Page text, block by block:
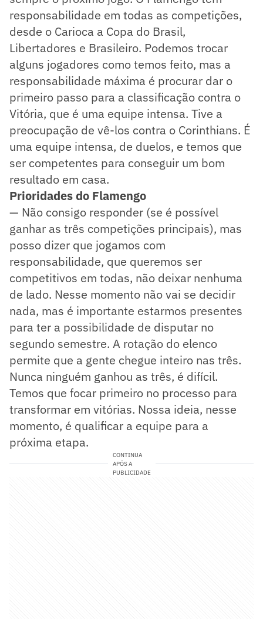
responsabilidade em todas as competições,
desde o Carioca a Copa do Brasil,
Libertadores e Brasileiro. Podemos trocar
alguns jogadores como temos feito, mas a
responsabilidade máxima é procurar dar o
primeiro passo para a classificação contra o
Vitória, que é uma equipe intensa. Tive a
preocupação de vê-los contra o Corinthians. É
uma equipe intensa, de duelos, e temos que
ser competentes para conseguir um bom
resultado em casa.
Prioridades do Flamengo
— Não consigo responder (se é possível
ganhar as três competições principais), mas
posso dizer que jogamos com
responsabilidade, que queremos ser
competitivos em todas, não deixar nenhuma
de lado. Nesse momento não vai se decidir
nada, mas é importante estarmos presentes
para ter a possibilidade de disputar no
segundo semestre. A rotação do elenco
permite que a gente chegue inteiro nas três.
Nunca ninguém ganhou as três, é difícil.
Temos que focar primeiro no processo para
transformar em vitórias. Nossa ideia, nesse
momento, é qualificar a equipe para a
próxima etapa.
CONTINUA
APÓS A
PUBLICIDADE